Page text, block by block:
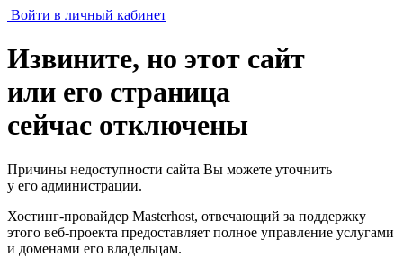
Войти в личный кабинет
Извините, но этот сайт
или его страница
сейчас отключены
Причины недоступности сайта Вы можете уточнить
у его администрации.
Хостинг-провайдер Masterhost, отвечающий за поддержку
этого веб-проекта предоставляет полное управление услугами
и доменами его владельцам.